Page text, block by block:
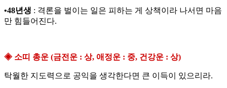
•48년생 : 격론을 벌이는 일은 피하는 게 상책이라 나서면 마음
만 힘들어진다.
◈ 소띠 총운 (금전운 : 상, 애정운 : 중, 건강운 : 상)
탁월한 지도력으로 공익을 생각한다면 큰 이득이 있으리라.